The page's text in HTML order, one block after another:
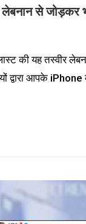
से जोड़कर
की यह तस्वीर
द्वारा आपके